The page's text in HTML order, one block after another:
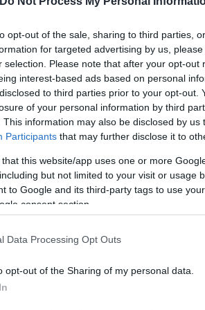
opt-out of the sale, sharing to third parties,
for targeted advertising by us,
selection. Please note that after your opt-out
interest-based ads based on personal
to third parties prior to your opt-out.
of your personal information by third
This information may also be disclosed by us
Participants that may further disclose it to
that this website/app uses one or more
but not limited to your visit or usage
to Google and its third-party tags to use
consent section.
Data Processing Opt Outs
opt-out of the Sharing of my personal data.
Mommie Dearest (1981), The
Flash.grστην αναζήτηση της